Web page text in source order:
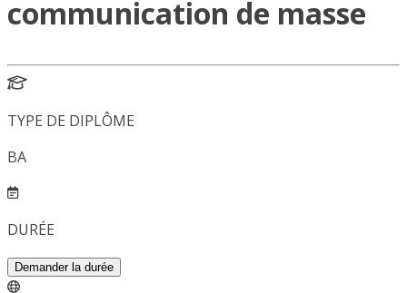
communication de masse
TYPE DE DIPLÔME
BA
DURÉE
Demander la durée